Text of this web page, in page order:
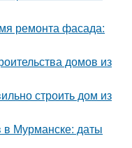
ремонта фасада:
домов из
строить дом из
Мурманске: даты